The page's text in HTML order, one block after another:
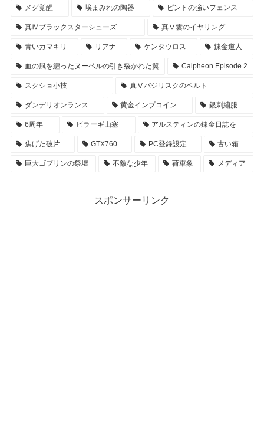
メグ覚醒 埃まみれの陶器 ピントの強いフェンス
真Ⅳブラックスターシューズ 真Ⅴ雲のイヤリング
青いカマキリ リアナ ケンタウロス 錬金道人
血の風を纏ったヌーベルの引き裂かれた翼 Calpheon Episode 2
スクショ小技 真Ⅴバジリスクのベルト
ダンデリオンランス 黄金インプコイン 銀刺繍服
6周年 ビラーギ山塞 アルスティンの錬金日誌を
焦げた破片 GTX760 PC登録設定 古い箱
巨大ゴブリンの祭壇 不敵な少年 荷車象 メディア
スポンサーリンク